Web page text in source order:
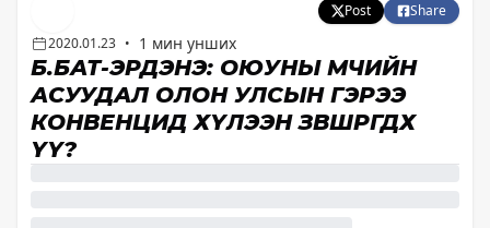
Post
Share
2020.01.23 • 1 мин унших
Б.БАТ-ЭРДЭНЭ: ОЮУНЫ ӨМЧИЙН
АСУУДАЛ ОЛОН УЛСЫН ГЭРЭЭ
КОНВЕНЦИД ХҮЛЭЭН ЗӨВШӨӨРӨГДӨХ
ҮҮ?